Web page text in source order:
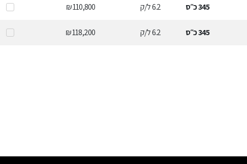
345כ״ס 6.2ל/ק 110,800 ₪
345כ״ס 6.2ל/ק 118,200 ₪